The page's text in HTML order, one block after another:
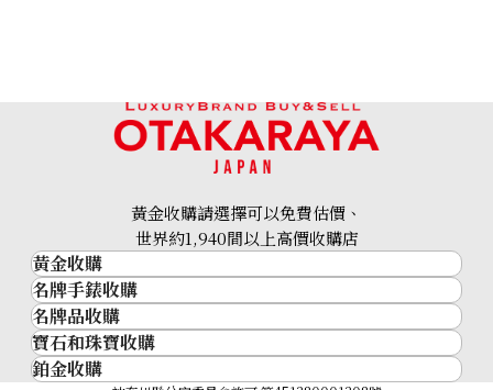
黃金收購請選擇可以免費估價、
世界約1,940間以上高價收購店
黃金收購
黃金･金條
金條
金幣及銀幣
過去十年黃金價格
名牌手錶收購
名牌手錶收購
勞力士 (Rolex)
Patek Philippe
名牌品收購
名牌品收購
HERMES
寶石和珠寶收購
寶石和珠寶
鉑金收購